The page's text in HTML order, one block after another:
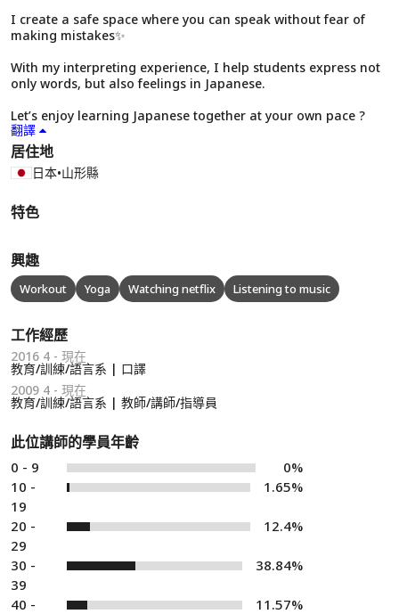
I create a safe space where you can speak without fear of
making mistakes✨
With my interpreting experience, I help students express not
only words, but also feelings in Japanese.
Let’s enjoy learning Japanese together at your own pace ?
翻譯
居住地
日本•山形縣
特色
興趣
Workout Yoga Watching netflix Listening to music
工作經歷
2016 4 - 現在
教育/訓練/語言系 | 口譯
2009 4 - 現在
教育/訓練/語言系 | 教師/講師/指導員
此位講師的學員年齡
0 - 9
0%
10 -
19
1.65%
20 -
29
12.4%
30 -
39
38.84%
40 -
11.57%